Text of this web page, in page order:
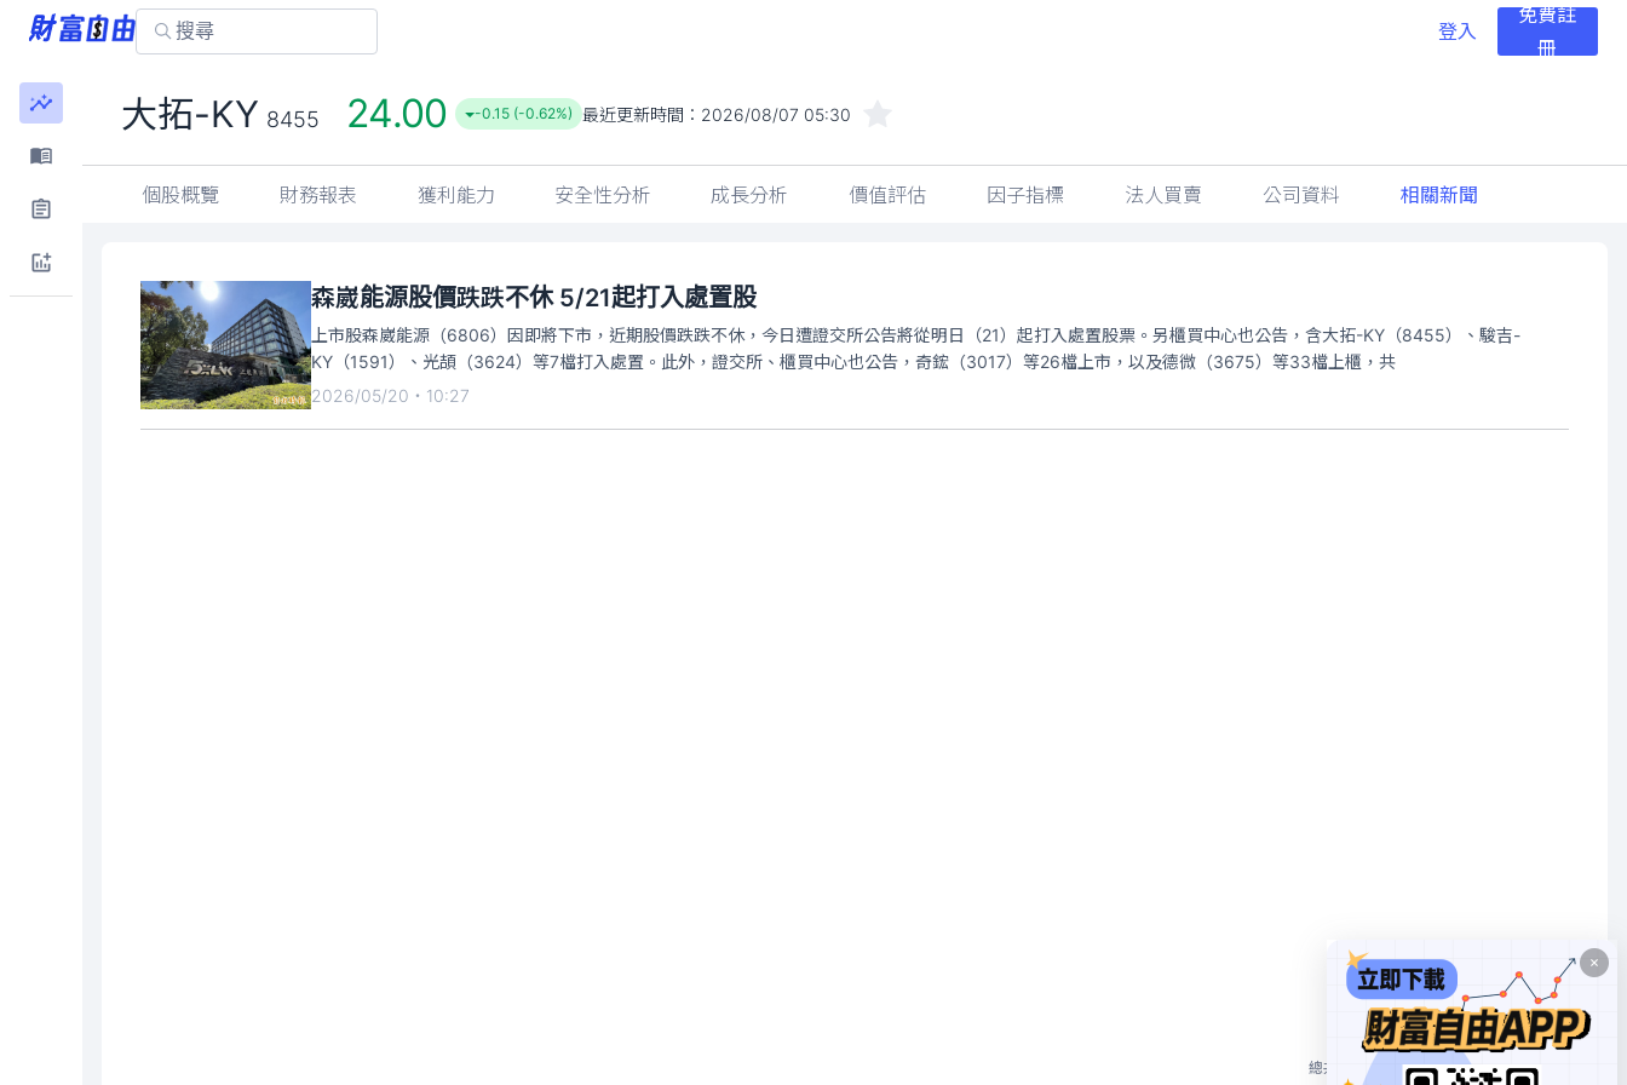
登入
免費註
冊
大拓-KY 8455 24.00 -0.15 (-0.62%) 最近更新時間： 2026/08/07 05:30
個股概覽 財務報表 獲利能力 安全性分析 成長分析 價值評估 因子指標 法人買賣 公司資料 相關新聞
森崴能源股價跌跌不休 5/21起打入處置股
上市股森崴能源（6806）因即將下市，近期股價跌跌不休，今日遭證交所公告將從明日（21）起打入處置股票。另櫃買中心也公告，含大拓-KY（8455）、駿吉-
KY（1591）、光頡（3624）等7檔打入處置。此外，證交所、櫃買中心也公告，奇鋐（3017）等26檔上市，以及德微（3675）等33檔上櫃，共
2026/05/20・10:27
總共 1 個 10/頁 1